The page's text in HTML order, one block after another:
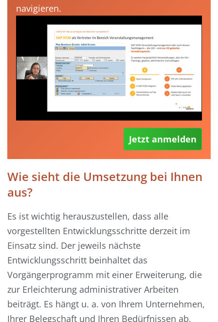
navigieren.
Jetzt anmelden
Wie sieht die Umsetzung bei Ihnen
aus?
Es ist wichtig herauszustellen, dass alle
vorgestellten Entwicklungsschritte derzeit im
Einsatz sind. Der jeweils nächste
Entwicklungsschritt beinhaltet das
Vorgängerprogramm mit einer Erweiterung, die
zur Erleichterung administrativer Arbeiten
beiträgt. Es hängt u. a. von Ihrem Unternehmen,
Ihrer Belegschaft und Ihren Bedürfnissen ab,